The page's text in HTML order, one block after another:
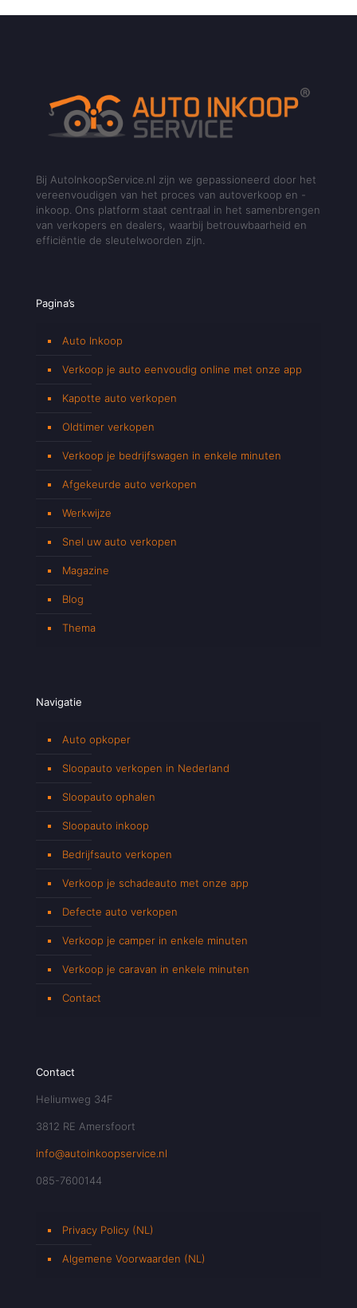
Bij AutoInkoopService.nl zijn we gepassioneerd door het
vereenvoudigen van het proces van autoverkoop en -
inkoop. Ons platform staat centraal in het samenbrengen
van verkopers en dealers, waarbij betrouwbaarheid en
efficiëntie de sleutelwoorden zijn.
Pagina’s
Auto Inkoop
Verkoop je auto eenvoudig online met onze app
Kapotte auto verkopen
Oldtimer verkopen
Verkoop je bedrijfswagen in enkele minuten
Afgekeurde auto verkopen
Werkwijze
Snel uw auto verkopen
Magazine
Blog
Thema
Navigatie
Auto opkoper
Sloopauto verkopen in Nederland
Sloopauto ophalen
Sloopauto inkoop
Bedrijfsauto verkopen
Verkoop je schadeauto met onze app
Defecte auto verkopen
Verkoop je camper in enkele minuten
Verkoop je caravan in enkele minuten
Contact
Contact
Heliumweg 34F
3812 RE Amersfoort
info@autoinkoopservice.nl
085-7600144
Privacy Policy (NL)
Algemene Voorwaarden (NL)